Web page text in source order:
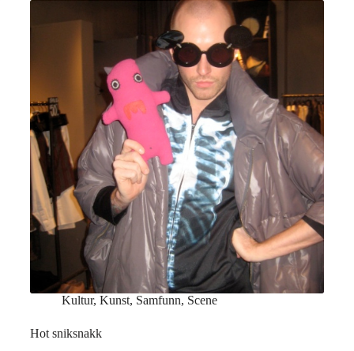
Kultur, Kunst, Samfunn, Scene
Hot sniksnakk